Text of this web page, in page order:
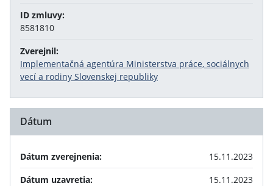
ID zmluvy:
8581810
Zverejnil:
Implementačná agentúra Ministerstva práce, sociálnych
vecí a rodiny Slovenskej republiky
Dátum
Dátum zverejnenia:
15.11.2023
Dátum uzavretia:
15.11.2023